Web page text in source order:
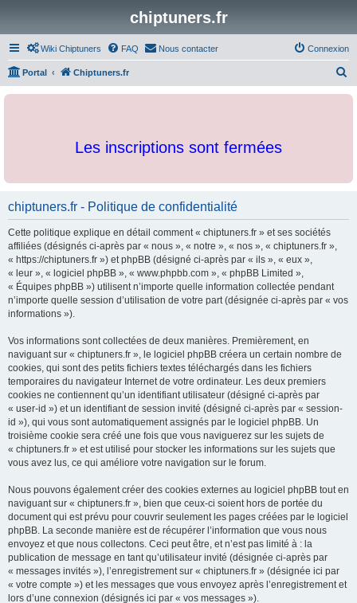
chiptuners.fr
Wiki Chiptuners FAQ Nous contacter Connexion
Portal Chiptuners.fr
c
Les inscriptions sont fermées
chiptuners.fr - Politique de confidentialité
Cette politique explique en détail comment « chiptuners.fr » et ses sociétés
affiliées (désignés ci-après par « nous », « notre », « nos », « chiptuners.fr »,
« https://chiptuners.fr ») et phpBB (désigné ci-après par « ils », « eux »,
« leur », « logiciel phpBB », « www.phpbb.com », « phpBB Limited »,
« Équipes phpBB ») utilisent n’importe quelle information collectée pendant
n’importe quelle session d’utilisation de votre part (désignée ci-après par « vos
informations »).
Vos informations sont collectées de deux manières. Premièrement, en
naviguant sur « chiptuners.fr », le logiciel phpBB créera un certain nombre de
cookies, qui sont des petits fichiers textes téléchargés dans les fichiers
temporaires du navigateur Internet de votre ordinateur. Les deux premiers
cookies ne contiennent qu’un identifiant utilisateur (désigné ci-après par
« user-id ») et un identifiant de session invité (désigné ci-après par « session-
id »), qui vous sont automatiquement assignés par le logiciel phpBB. Un
troisième cookie sera créé une fois que vous naviguerez sur les sujets de
« chiptuners.fr » et est utilisé pour stocker les informations sur les sujets que
vous avez lus, ce qui améliore votre navigation sur le forum.
Nous pouvons également créer des cookies externes au logiciel phpBB tout en
naviguant sur « chiptuners.fr », bien que ceux-ci soient hors de portée du
document qui est prévu pour couvrir seulement les pages créées par le logiciel
phpBB. La seconde manière est de récupérer l’information que vous nous
envoyez et que nous collectons. Ceci peut être, et n’est pas limité à : la
publication de message en tant qu’utilisateur invité (désignée ci-après par
« messages invités »), l’enregistrement sur « chiptuners.fr » (désignée ici par
« votre compte ») et les messages que vous envoyez après l’enregistrement et
lors d’une connexion (désignés ici par « vos messages »).